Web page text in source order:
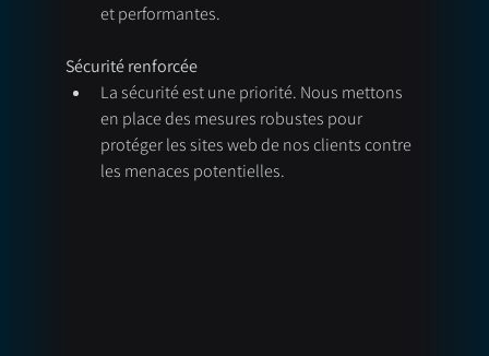
et performantes.
Sécurité renforcée
La sécurité est une priorité. Nous mettons
en place des mesures robustes pour
protéger les sites web de nos clients contre
les menaces potentielles.